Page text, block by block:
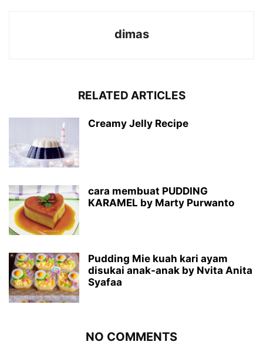
dimas
RELATED ARTICLES
Creamy Jelly Recipe
cara membuat PUDDING
KARAMEL by Marty Purwanto
Pudding Mie kuah kari ayam
disukai anak-anak by Nvita Anita
Syafaa
NO COMMENTS